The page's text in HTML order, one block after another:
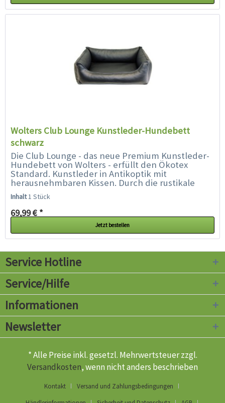
Wolters Club Lounge Kunstleder-Hundebett
schwarz
Die Club Lounge - das neue Premium Kunstleder-
Hundebett von Wolters - erfüllt den Ökotex
Standard. Kunstleder in Antikoptik mit
herausnehmbaren Kissen. Durch die rustikale
Doppelnaht hat es ein sportliches Design. Die...
Inhalt1 Stück
69,99 € *
Jetzt bestellen
Service Hotline
Service/Hilfe
Informationen
Newsletter
* Alle Preise inkl. gesetzl. Mehrwertsteuer zzgl.
Versandkosten, wenn nicht anders beschrieben
Kontakt
Versand und Zahlungsbedingungen